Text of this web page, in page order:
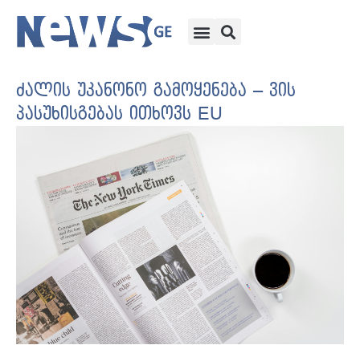
ძალის უკანონო გამოყენება – ვის
პასუხისგებას ითხოვს EU